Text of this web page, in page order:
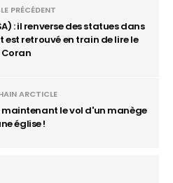
PRÉCÉDENT
: il renverse des statues dans
est retrouvé en train de lire le
Coran
ARCTICLE
maintenant le vol d'un manège
église !